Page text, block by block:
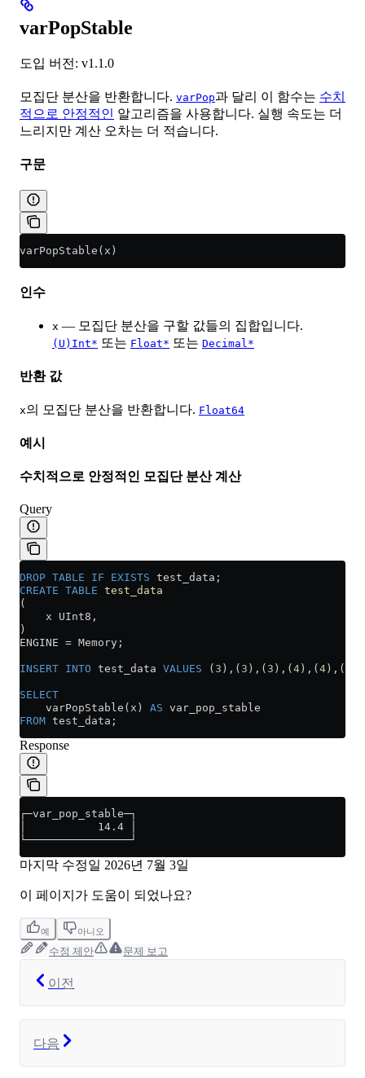
varPopStable
도입 버전: v1.1.0
모집단 분산을 반환합니다. varPop과 달리 이 함수는 수치
적으로 안정적인 알고리즘을 사용합니다. 실행 속도는 더
느리지만 계산 오차는 더 적습니다.
구문
varPopStable(x)
인수
x — 모집단 분산을 구할 값들의 집합입니다.
(U)Int* 또는 Float* 또는 Decimal*
반환 값
x의 모집단 분산을 반환합니다. Float64
예시
수치적으로 안정적인 모집단 분산 계산
Query
DROP TABLE IF EXISTS test_data;
CREATE TABLE test_data
(
    x UInt8,
)
ENGINE = Memory;
INSERT INTO test_data VALUES ( 3 ),( 3 ),( 3 ),( 4 ),( 4 ),(
SELECT
    varPopStable(x)
AS var_pop_stable
FROM test_data;
Response
┌─var_pop_stable─┐
│           14.4 │
└────────────────┘
마지막 수정일 2026년 7월 3일
이 페이지가 도움이 되었나요?
예 아니오
수정 제안 문제 보고
이전
다음